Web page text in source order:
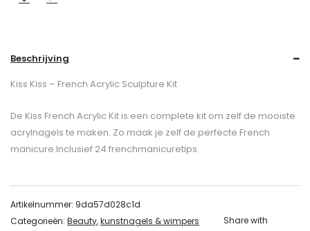
Beschrijving
Kiss Kiss – French Acrylic Sculpture Kit
De Kiss French Acrylic Kit is een complete kit om zelf de mooiste
acrylnagels te maken. Zo maak je zelf de perfecte French
manicure.Inclusief 24 frenchmanicuretips.
Artikelnummer: 9da57d028c1d
Categorieën: Beauty,kunstnagels & wimpers
Share with